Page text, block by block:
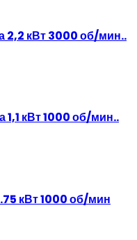
2,2 кВт 3000 об/мин..
кВт 1000 об/мин..
кВт 1000 об/мин